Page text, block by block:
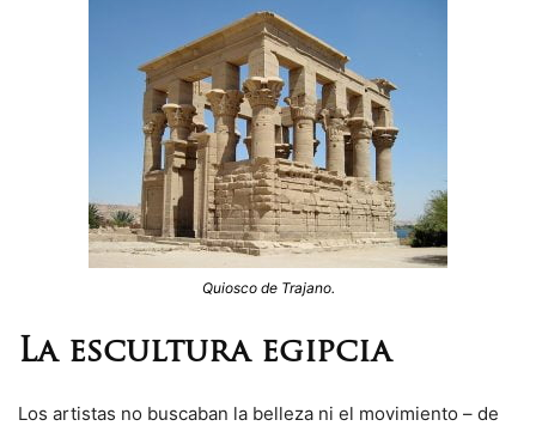
Quiosco de Trajano.
La escultura egipcia
Los artistas no buscaban la belleza ni el movimiento – de